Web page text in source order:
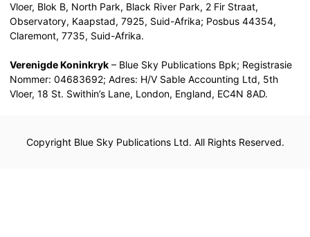
Vloer, Blok B, North Park, Black River Park, 2 Fir Straat,
Observatory, Kaapstad, 7925, Suid-Afrika; Posbus 44354,
Claremont, 7735, Suid-Afrika.
Verenigde Koninkryk – Blue Sky Publications Bpk; Registrasie
Nommer: 04683692; Adres: H/V Sable Accounting Ltd, 5th
Vloer, 18 St. Swithin’s Lane, London, England, EC4N 8AD.
Copyright Blue Sky Publications Ltd. All Rights Reserved.